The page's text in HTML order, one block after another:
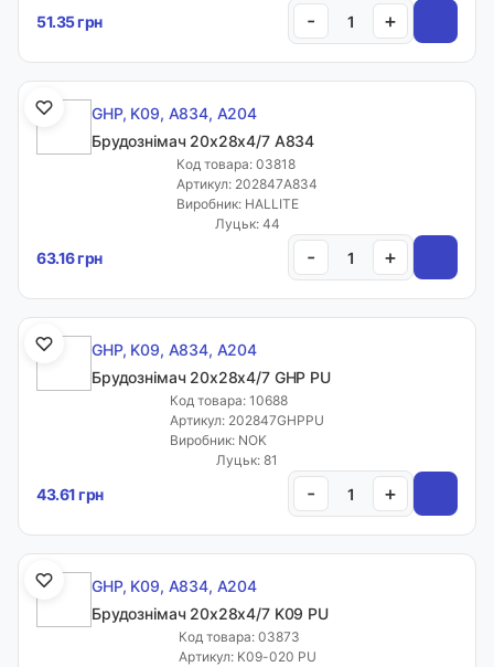
51.35 грн - +
GHP, K09, A834, A204
Брудознімач 20х28х4/7 A834
Код товара: 03818
Артикул: 202847A834
Виробник: HALLITE
Луцьк: 44
63.16 грн - +
GHP, K09, A834, A204
Брудознімач 20х28х4/7 GHP PU
Код товара: 10688
Артикул: 202847GHPPU
Виробник: NOK
Луцьк: 81
43.61 грн - +
GHP, K09, A834, A204
Брудознімач 20х28х4/7 K09 PU
Код товара: 03873
Артикул: K09-020 PU